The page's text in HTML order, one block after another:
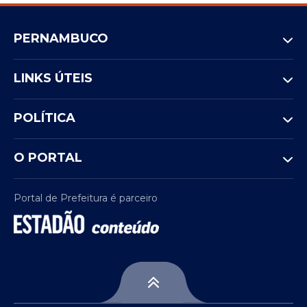
PERNAMBUCO
LINKS ÚTEIS
POLÍTICA
O PORTAL
Portal de Prefeitura é parceiro